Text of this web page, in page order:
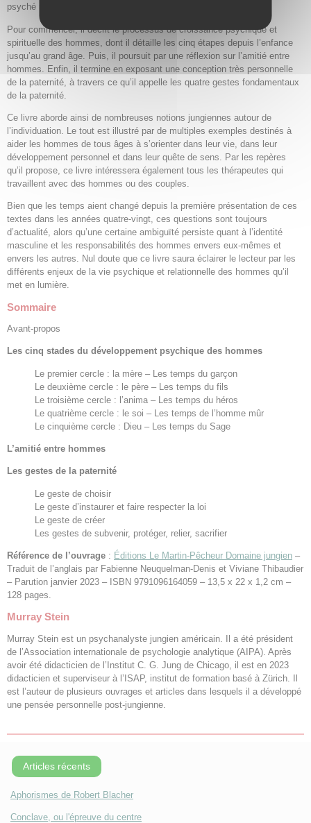
psyché masculine et de la masculinité.
Pour commencer, il décrit le processus de croissance psychique et
spirituelle des hommes, dont il détaille les cinq étapes depuis l’enfance
jusqu’au grand âge. Puis, il poursuit par une réflexion sur l’amitié entre
hommes. Enfin, il termine en exposant une conception très personnelle
de la paternité, à travers ce qu’il appelle les quatre gestes fondamentaux
de la paternité.
Ce livre aborde ainsi de nombreuses notions jungiennes autour de
l’individuation. Le tout est illustré par de multiples exemples destinés à
aider les hommes de tous âges à s’orienter dans leur vie, dans leur
développement personnel et dans leur quête de sens. Par les repères
qu’il propose, ce livre intéressera également tous les thérapeutes qui
travaillent avec des hommes ou des couples.
Bien que les temps aient changé depuis la première présentation de ces
textes dans les années quatre-vingt, ces questions sont toujours
d’actualité, alors qu’une certaine ambiguïté persiste quant à l’identité
masculine et les responsabilités des hommes envers eux-mêmes et
envers les autres. Nul doute que ce livre saura éclairer le lecteur par les
différents enjeux de la vie psychique et relationnelle des hommes qu’il
met en lumière.
Sommaire
Avant-propos
Les cinq stades du développement psychique des hommes
Le premier cercle : la mère – Les temps du garçon
Le deuxième cercle : le père – Les temps du fils
Le troisième cercle : l’anima – Les temps du héros
Le quatrième cercle : le soi – Les temps de l’homme mûr
Le cinquième cercle : Dieu – Les temps du Sage
L’amitié entre hommes
Les gestes de la paternité
Le geste de choisir
Le geste d’instaurer et faire respecter la loi
Le geste de créer
Les gestes de subvenir, protéger, relier, sacrifier
Référence de l’ouvrage : Éditions Le Martin-Pêcheur Domaine jungien –
Traduit de l’anglais par Fabienne Neuquelman-Denis et Viviane Thibaudier
– Parution janvier 2023 – ISBN 9791096164059 – 13,5 x 22 x 1,2 cm –
128 pages.
Murray Stein
Murray Stein est un psychanalyste jungien américain. Il a été président
de l’Association internationale de psychologie analytique (AIPA). Après
avoir été didacticien de l’Institut C. G. Jung de Chicago, il est en 2023
didacticien et superviseur à l’ISAP, institut de formation basé à Zürich. Il
est l’auteur de plusieurs ouvrages et articles dans lesquels il a développé
une pensée personnelle post-jungienne.
Articles récents
Aphorismes de Robert Blacher
Conclave, ou l'épreuve du centre